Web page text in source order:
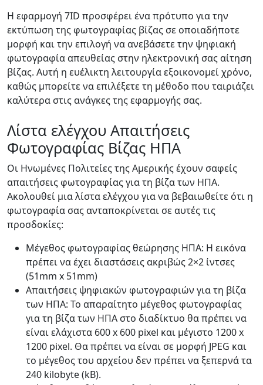
Η εφαρμογή 7ID προσφέρει ένα πρότυπο για την
εκτύπωση της φωτογραφίας βίζας σε οποιαδήποτε
μορφή και την επιλογή να ανεβάσετε την ψηφιακή
φωτογραφία απευθείας στην ηλεκτρονική σας αίτηση
βίζας. Αυτή η ευέλικτη λειτουργία εξοικονομεί χρόνο,
καθώς μπορείτε να επιλέξετε τη μέθοδο που ταιριάζει
καλύτερα στις ανάγκες της εφαρμογής σας.
Λίστα ελέγχου Απαιτήσεις
Φωτογραφίας Βίζας ΗΠΑ
Οι Ηνωμένες Πολιτείες της Αμερικής έχουν σαφείς
απαιτήσεις φωτογραφίας για τη βίζα των ΗΠΑ.
Ακολουθεί μια λίστα ελέγχου για να βεβαιωθείτε ότι η
φωτογραφία σας ανταποκρίνεται σε αυτές τις
προσδοκίες:
Μέγεθος φωτογραφίας θεώρησης ΗΠΑ: Η εικόνα
πρέπει να έχει διαστάσεις ακριβώς 2×2 ίντσες
(51mm x 51mm)
Απαιτήσεις ψηφιακών φωτογραφιών για τη βίζα
των ΗΠΑ: Το απαραίτητο μέγεθος φωτογραφίας
για τη βίζα των ΗΠΑ στο διαδίκτυο θα πρέπει να
είναι ελάχιστα 600 x 600 pixel και μέγιστο 1200 x
1200 pixel. Θα πρέπει να είναι σε μορφή JPEG και
το μέγεθος του αρχείου δεν πρέπει να ξεπερνά τα
240 kilobyte (kB).